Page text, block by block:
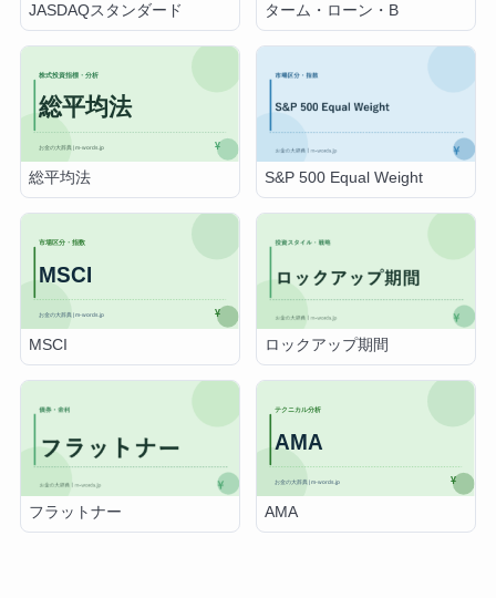
JASDAQスタンダード ターム・ローン・B
総平均法 S&P 500 Equal Weight
MSCI ロックアップ期間
フラットナー AMA